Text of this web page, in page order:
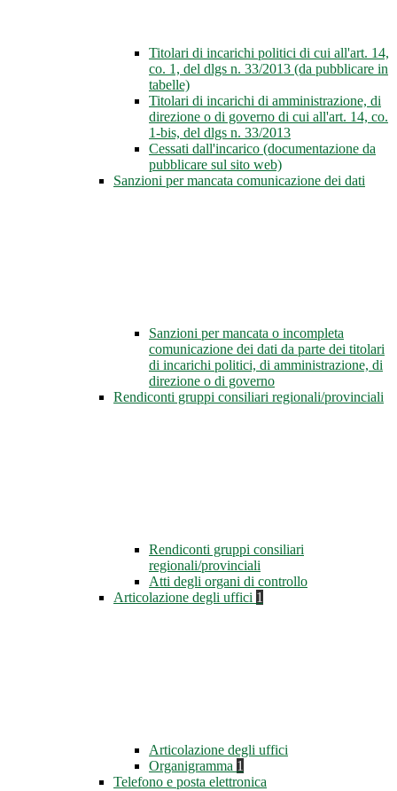
Titolari di incarichi politici di cui all'art. 14,
co. 1, del dlgs n. 33/2013 (da pubblicare in
tabelle)
Titolari di incarichi di amministrazione, di
direzione o di governo di cui all'art. 14, co.
1-bis, del dlgs n. 33/2013
Cessati dall'incarico (documentazione da
pubblicare sul sito web)
Sanzioni per mancata comunicazione dei dati
Sanzioni per mancata o incompleta
comunicazione dei dati da parte dei titolari
di incarichi politici, di amministrazione, di
direzione o di governo
Rendiconti gruppi consiliari regionali/provinciali
Rendiconti gruppi consiliari
regionali/provinciali
Atti degli organi di controllo
Articolazione degli uffici 1
Articolazione degli uffici
Organigramma 1
Telefono e posta elettronica